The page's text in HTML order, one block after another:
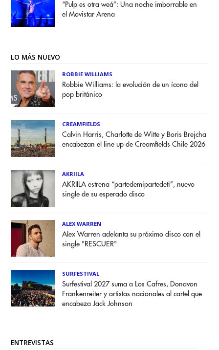
“Pulp es otra weá”: Una noche imborrable en
el Movistar Arena
LO MÁS NUEVO
ROBBIE WILLIAMS
Robbie Williams: la evolución de un ícono del
pop británico
CREAMFIELDS
Calvin Harris, Charlotte de Witte y Boris Brejcha
encabezan el line up de Creamfields Chile 2026
AKRIILA
AKRIILA estrena “partedemipartedeti”, nuevo
single de su esperado disco
ALEX WARREN
Alex Warren adelanta su próximo disco con el
single "RESCUER"
SURFESTIVAL
Surfestival 2027 suma a Los Cafres, Donavon
Frankenreiter y artistas nacionales al cartel que
encabeza Jack Johnson
ENTREVISTAS